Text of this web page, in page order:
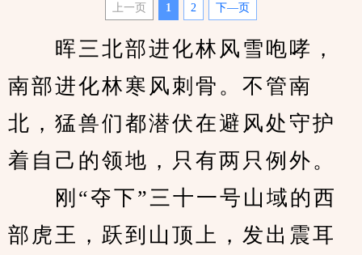
上一页 1 2 下—页
晖三北部进化林风雪咆哮，
南部进化林寒风刺骨。不管南
北，猛兽们都潜伏在避风处守护
着自己的领地，只有两只例外。
刚“夺下”三十一号山域的西
部虎王，跃到山顶上，发出震耳